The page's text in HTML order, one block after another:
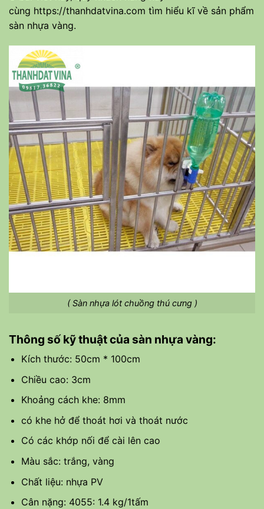
cùng https://thanhdatvina.com tìm hiểu kĩ về sản phẩm
sàn nhựa vàng.
( Sàn nhựa lót chuồng thú cưng )
Thông số kỹ thuật của sàn nhựa vàng:
Kích thước: 50cm * 100cm
Chiều cao: 3cm
Khoảng cách khe: 8mm
có khe hở để thoát hơi và thoát nước
Có các khớp nối để cài lên cao
Màu sắc: trắng, vàng
Chất liệu: nhựa PV
Cân nặng: 4055: 1.4 kg/1tấm